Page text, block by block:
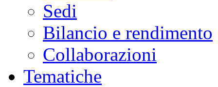
Sedi
Bilancio e rendimento
Collaborazioni
Tematiche